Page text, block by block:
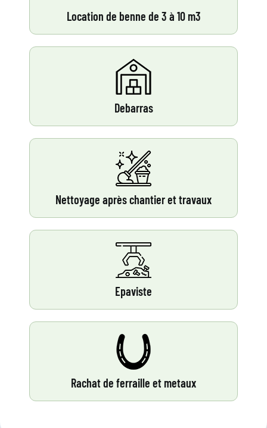
Location de benne de 3 à 10 m3
Debarras
Nettoyage après chantier et travaux
Epaviste
Rachat de ferraille et metaux